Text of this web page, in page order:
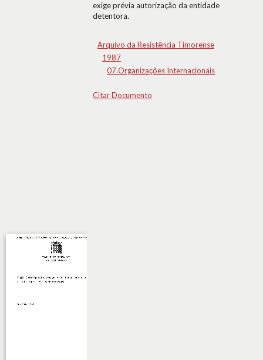
exige prévia autorização da entidade
detentora.
Arquivo da Resistência Timorense
1987
07.Organizações Internacionais
Citar Documento